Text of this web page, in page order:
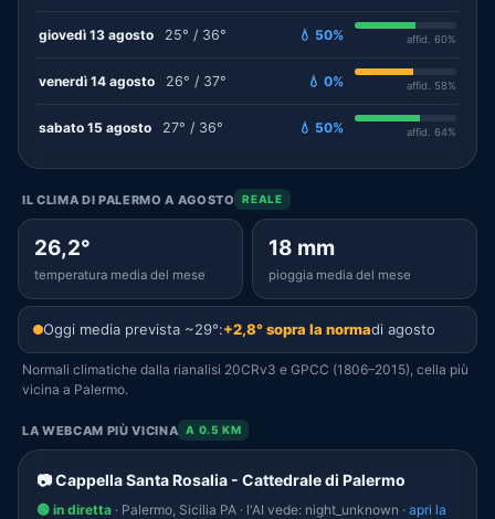
giovedì 13 agosto 25° / 36° 💧 50% affid. 60%
venerdì 14 agosto 26° / 37° 💧 0% affid. 58%
sabato 15 agosto 27° / 36° 💧 50% affid. 64%
IL CLIMA DI PALERMO A AGOSTO REALE
26,2°
temperatura media del mese
18 mm
pioggia media del mese
Oggi media prevista ~29°:+2,8° sopra la normadi agosto
Normali climatiche dalla rianalisi 20CRv3 e GPCC (1806–2015), cella più
vicina a Palermo.
LA WEBCAM PIÙ VICINA A 0.5 KM
📷 Cappella Santa Rosalia - Cattedrale di Palermo
🟢 in diretta · Palermo, Sicilia PA · l'AI vede: night_unknown · apri la